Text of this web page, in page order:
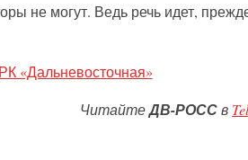
не могут. Ведь речь идет,
«Дальневосточная»
ЧитайтеДВ-РОССв